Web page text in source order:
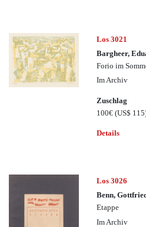
Los 3021
Bargheer,
Forio im
Im Archiv
Zuschlag
100€(US$
Details
Los 3026
Benn,
Etappe
Im Archiv